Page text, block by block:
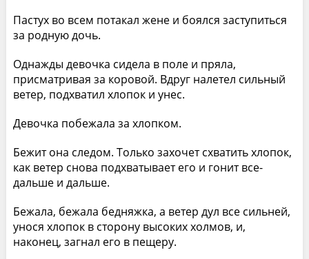
Пастух во всем потакал жене и боялся заступиться
за родную дочь.
Однажды девочка сидела в поле и пряла,
присматривая за коровой. Вдруг налетел сильный
ветер, подхватил хлопок и унес.
Девочка побежала за хлопком.
Бежит она следом. Только захочет схватить хлопок,
как ветер снова подхватывает его и гонит все-
дальше и дальше.
Бежала, бежала бедняжка, а ветер дул все сильней,
унося хлопок в сторону высоких холмов, и,
наконец, загнал его в пещеру.